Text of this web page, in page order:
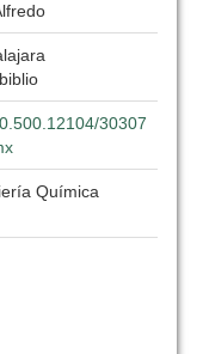
30307
Química